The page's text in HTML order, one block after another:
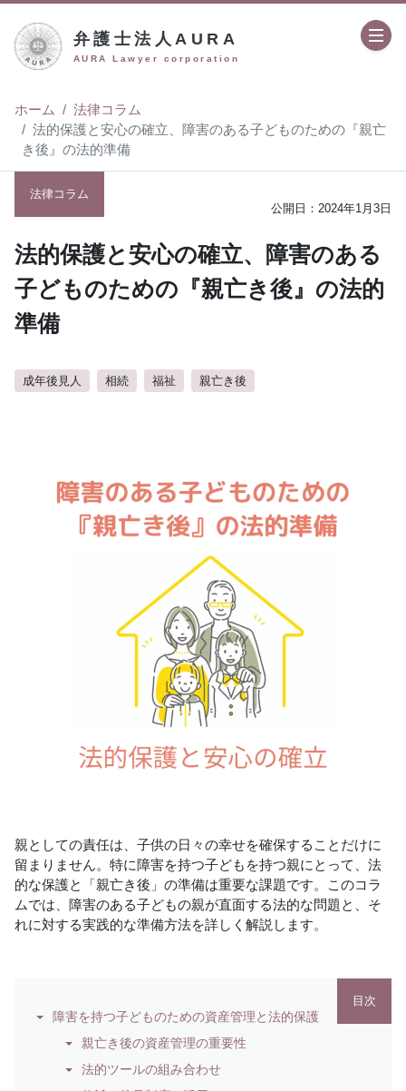
弁護士法人AURA
AURA Lawyer corporation
ホーム
法律コラム
法的保護と安心の確立、障害のある子どものための『親亡
き後』の法的準備
法的保護と安心の確立、障害のある
子どものための『親亡き後』の法的
準備
法律コラム
2024年1月3日
成年後見人 相続 福祉 親亡き後
親としての責任は、子供の日々の幸せを確保することだけに
留まりません。特に障害を持つ子どもを持つ親にとって、法
的な保護と「親亡き後」の準備は重要な課題です。このコラ
ムでは、障害のある子どもの親が直面する法的な問題と、そ
れに対する実践的な準備方法を詳しく解説します。
目次
障害を持つ子どものための資産管理と法的保護
親亡き後の資産管理の重要性
法的ツールの組み合わせ